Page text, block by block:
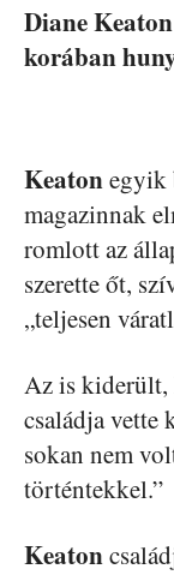
Diane
korában
Keatonegyik
magazinnak
romlott az
szerette őt,
„teljesen
Az is kiderült,
családja vette
sokan nem
történtekkel.”
Keaton